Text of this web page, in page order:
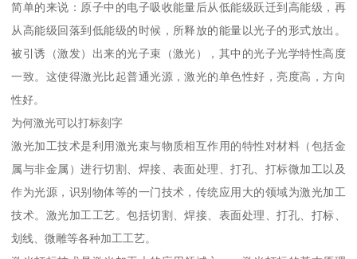
简单的来说：原子中的电子吸收能量后从低能级跃迁到高能级，再
从高能级回落到低能级的时候，所释放的能量以光子的形式放出。
被引诱（激发）出来的光子束（激光），其中的光子光学特性高度
一致。这使得激光比起普通光源，激光的单色性好，亮度高，方向
性好。
为何激光可以打标刻字
激光加工技术是利用激光束与物质相互作用的特性对材料（包括金
属与非金属）进行切割、焊接、表面处理、打孔、打标微加工以及
作为光源，识别物体等的一门技术，传统应用大的领域为激光加工
技术。激光加工工艺。包括切割、焊接、表面处理、打孔、打标、
划线、微雕等各种加工工艺。